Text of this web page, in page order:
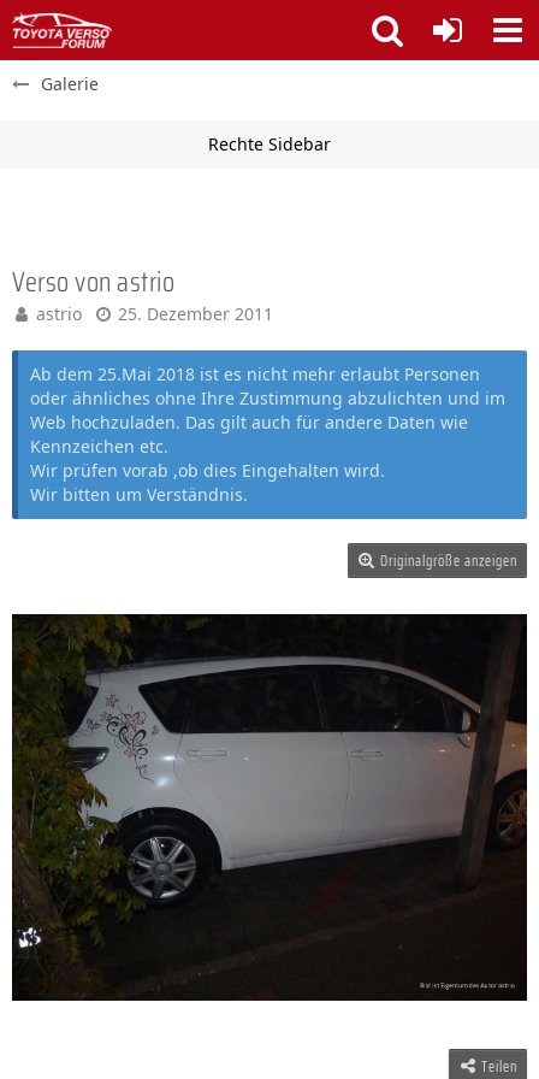
Galerie
Verso von astrio
astrio 25. Dezember 2011
Ab dem 25.Mai 2018 ist es nicht mehr erlaubt Personen
oder ähnliches ohne Ihre Zustimmung abzulichten und im
Web hochzuladen. Das gilt auch für andere Daten wie
Kennzeichen etc.
Wir prüfen vorab ,ob dies Eingehalten wird.
Wir bitten um Verständnis.
Originalgröße anzeigen
Teilen